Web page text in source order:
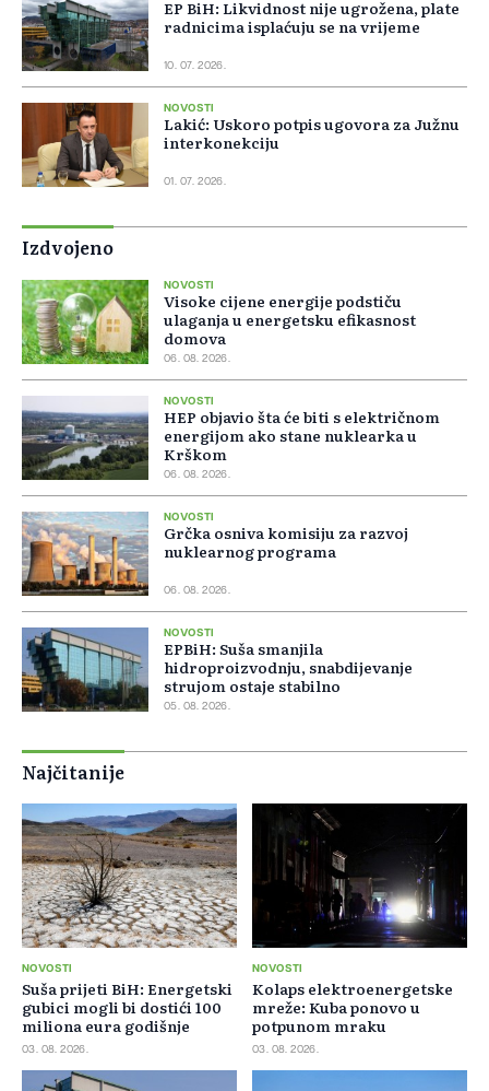
EP BiH: Likvidnost nije ugrožena, plate
radnicima isplaćuju se na vrijeme
10. 07. 2026.
NOVOSTI
Lakić: Uskoro potpis ugovora za Južnu
interkonekciju
01. 07. 2026.
Izdvojeno
NOVOSTI
Visoke cijene energije podstiču
ulaganja u energetsku efikasnost
domova
06. 08. 2026.
NOVOSTI
HEP objavio šta će biti s električnom
energijom ako stane nuklearka u
Krškom
06. 08. 2026.
NOVOSTI
Grčka osniva komisiju za razvoj
nuklearnog programa
06. 08. 2026.
NOVOSTI
EPBiH: Suša smanjila
hidroproizvodnju, snabdijevanje
strujom ostaje stabilno
05. 08. 2026.
Najčitanije
NOVOSTI
Suša prijeti BiH: Energetski
gubici mogli bi dostići 100
miliona eura godišnje
03. 08. 2026.
NOVOSTI
Kolaps elektroenergetske
mreže: Kuba ponovo u
potpunom mraku
03. 08. 2026.